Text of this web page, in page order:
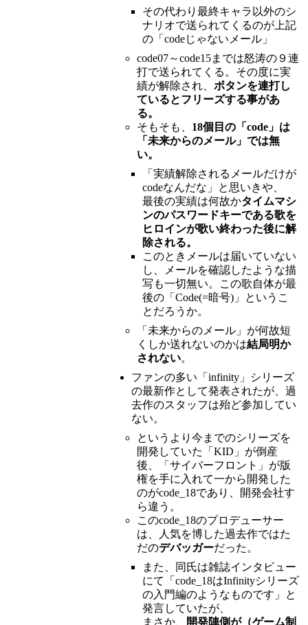
その代わり最終キャラ以外のシ
ナリオで送られてくるのが上記
の「codeじゃないメール」
code07～code15までは怒涛の９連
打で送られてくる。その度に実
績が解除され、 ボタンを連打し
ているとフリーズする事があ
る。
そもそも、 18個目の「code」は
「未来からのメール」では無
い。
「実績解除されるメールだけが
codeなんだな」と思いきや、
最後の実績は何故かタイムマシ
ンのパスワードキーである歌を
ヒロインが歌い終わった後に解
除される。
このときメールは届いていない
し、メールを確認したような描
写も一切無い。この歌自体が最
後の「Code(=暗号)」というこ
とだろうか。
「未来からのメール」が何故短
くしか送れないのかは結局明か
されない。
ファンの多い「infinity」シリーズ
の最新作として発表されたが、過
去作のスタッフは殆ど参加してい
ない。
というより今までのシリーズを
開発していた「KID」が倒産
後、「サイバーフロント」が版
権を手に入れて一から開発した
のがcode_18であり、開発会社す
ら違う。
このcode_18のプロデューサー
は、人気を博した過去作ではた
だのデバッガーだった。
また、同氏は雑誌インタビュー
にて「code_18はInfinityシリーズ
の入門編のようなものです」と
発言していたが、
まさか、
開発陣側が（ゲーム制